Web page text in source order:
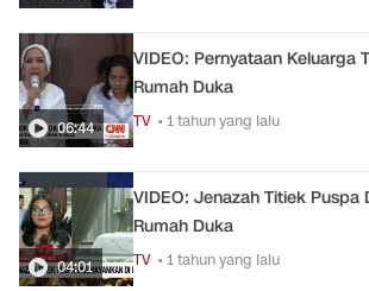
06:44
VIDEO: Pernyataan Keluarga
Rumah Duka
TV • 1 tahun yang lalu
04:01
VIDEO: Jenazah Titiek Puspa
Rumah Duka
TV • 1 tahun yang lalu